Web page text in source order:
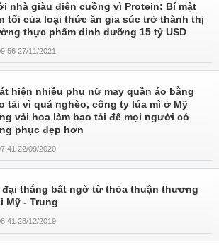
nhà giàu điên cuồng vì Protein: Bí mật
tối của loại thức ăn gia súc trở thành thị
thực phẩm dinh dưỡng 15 tỷ USD
27/11/2021
hiện nhiều phụ nữ may quần áo bằng
tải vì quá nghèo, công ty lúa mì ở Mỹ
vải hoa làm bao tải để mọi người có
phục đẹp hơn
22/09/2020
đại thắng bất ngờ từ thỏa thuận thương
Mỹ - Trung
28/12/2019